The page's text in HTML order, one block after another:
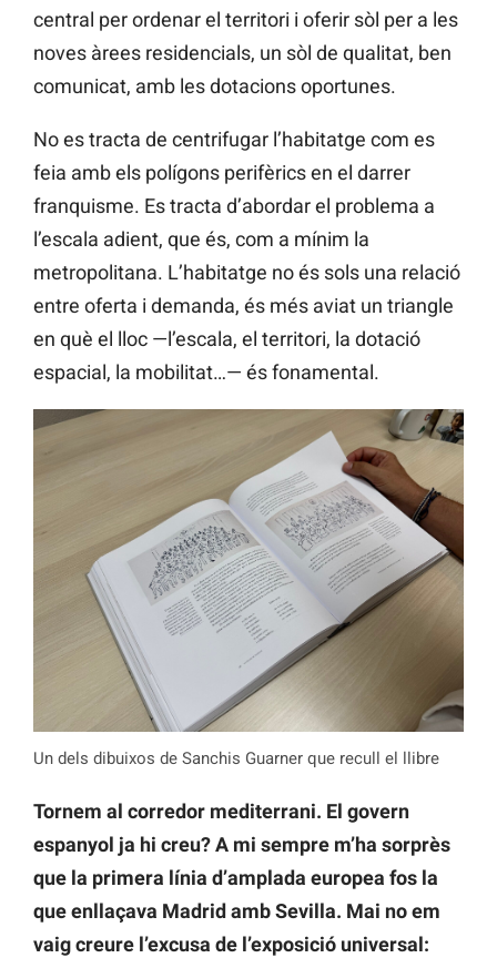
central per ordenar el territori i oferir sòl per a les
noves àrees residencials, un sòl de qualitat, ben
comunicat, amb les dotacions oportunes.
No es tracta de centrifugar l’habitatge com es
feia amb els polígons perifèrics en el darrer
franquisme. Es tracta d’abordar el problema a
l’escala adient, que és, com a mínim la
metropolitana. L’habitatge no és sols una relació
entre oferta i demanda, és més aviat un triangle
en què el lloc —l’escala, el territori, la dotació
espacial, la mobilitat…— és fonamental.
Un dels dibuixos de Sanchis Guarner que recull el llibre
Tornem al corredor mediterrani. El govern
espanyol ja hi creu? A mi sempre m’ha sorprès
que la primera línia d’amplada europea fos la
que enllaçava Madrid amb Sevilla. Mai no em
vaig creure l’excusa de l’exposició universal: